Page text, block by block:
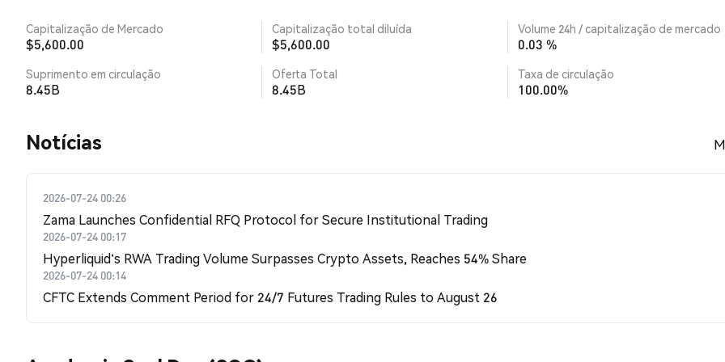
Capitalização de Mercado
$5,600.00
Capitalização total diluída
$5,600.00
Volume 24h / capitalização de mercado
0.03 %
Suprimento em circulação
8.45B
Oferta Total
8.45B
Taxa de circulação
100.00%
​​Notícias​​
2026-07-24 00:26
Zama Launches Confidential RFQ Protocol for Secure Institutional Trading
2026-07-24 00:17
Hyperliquid's RWA Trading Volume Surpasses Crypto Assets, Reaches 54% Share
2026-07-24 00:14
CFTC Extends Comment Period for 24/7 Futures Trading Rules to August 26